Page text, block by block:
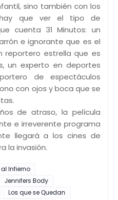
sino también con los
que ver el tipo de
cuenta 31 Minutos: un
e ignorante que es el
reportero estrella que es
un experto en deportes
de espectáculos
con ojos y boca que se
de atraso, la película
e irreverente programa
llegará a los cines de
la invasión.
Infierno
Jennifers Body
Los que se Quedan